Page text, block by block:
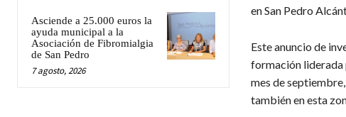
Asciende a 25.000 euros la
ayuda municipal a la
Asociación de Fibromialgia
de San Pedro
7 agosto, 2026
en San Pedro
Este anuncio de
formación liderada
mes de
también en esta